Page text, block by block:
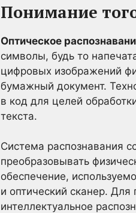
Понимание
Оптическое
символы, будь то
цифровых изображений
бумажный документ.
в код для целей
текста.
Система распознавания
преобразовывать
обеспечение,
и оптический сканер.
интеллектуальное